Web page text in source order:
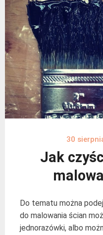
30
Jak
Do tematu można
do malowania ścian
jednorazówki, albo